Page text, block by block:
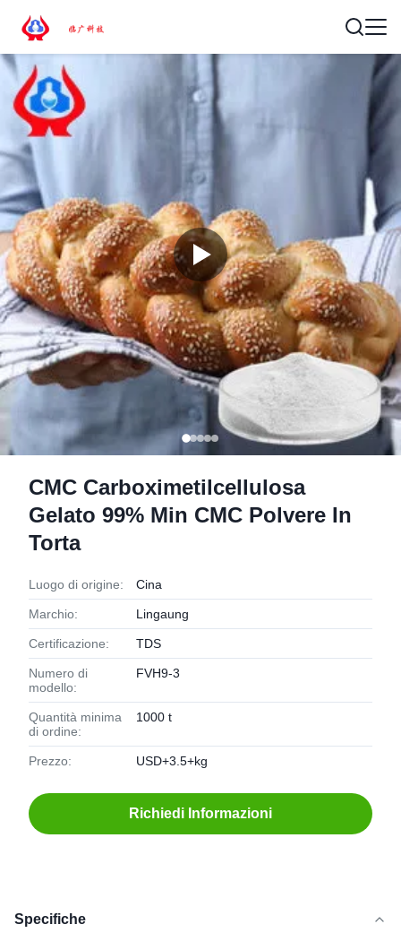
CMC Carboximetilcellulosa
Gelato 99% Min CMC Polvere In
Torta
Luogo di origine: Cina
Marchio: Lingaung
Certificazione: TDS
Numero di
modello:
FVH9-3
Quantità minima
di ordine:
1000 t
Prezzo: USD+3.5+kg
Richiedi Informazioni
Specifiche